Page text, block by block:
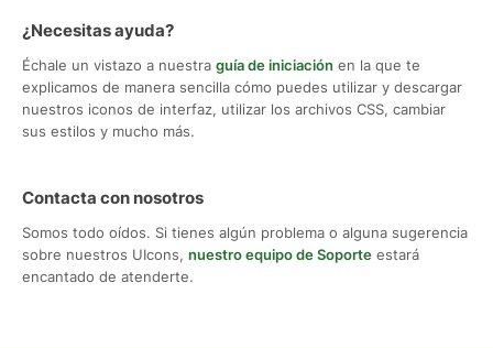
¿Necesitas ayuda?
Échale un vistazo a nuestra guía de iniciación en la que te
explicamos de manera sencilla cómo puedes utilizar y descargar
nuestros iconos de interfaz, utilizar los archivos CSS, cambiar
sus estilos y mucho más.
Contacta con nosotros
Somos todo oídos. Si tienes algún problema o alguna sugerencia
sobre nuestros UIcons, nuestro equipo de Soporte estará
encantado de atenderte.